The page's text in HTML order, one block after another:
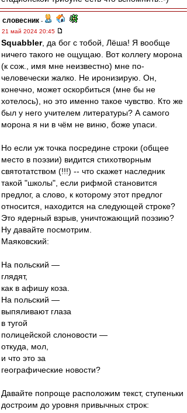
словесник -
21 май 2024 20:45
Squabbler, да бог с тобой, Лёша! Я вообще
ничего такого не ощущаю. Вот коллегу морона
(к сож., имя мне неизвестно) мне по-
человечески жалко. Не иронизирую. Он,
конечно, может оскорбиться (мне бы не
хотелось), но это именно такое чувство. Кто же
был у него учителем литературы? А самого
морона я ни в чём не виню, боже упаси.
Но если уж точка посредине строки (общее
место в поэзии) видится стихотворным
святотатством (!!!) -- что скажет наследник
такой "школы", если рифмой становится
предлог, а слово, к которому этот предлог
относится, находится на следующей строке?
Это ядерный взрыв, уничтожающий поэзию?
Ну давайте посмотрим.
Маяковский:
На польский —
глядят,
как в афишу коза.
На польский —
выпяливают глаза
в тугой
полицейской слоновости —
откуда, мол,
и что это за
географические новости?
Давайте попроще расположим текст, ступеньки
достроим до уровня привычных строк: